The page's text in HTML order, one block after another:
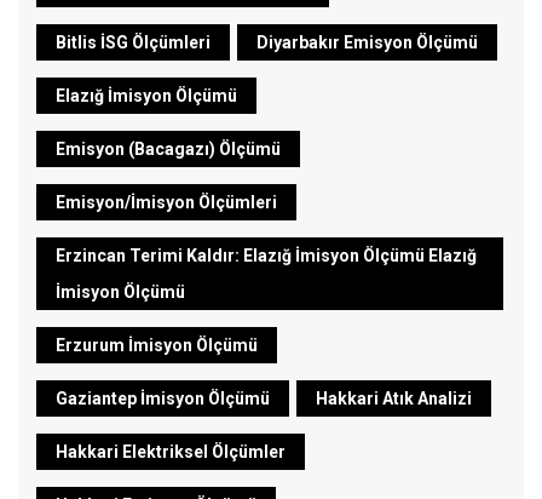
Bitlis İSG Ölçümleri Diyarbakır Emisyon Ölçümü
Elazığ İmisyon Ölçümü
Emisyon (Bacagazı) Ölçümü
Emisyon/İmisyon Ölçümleri
Erzincan Terimi Kaldır: Elazığ İmisyon Ölçümü Elazığ
İmisyon Ölçümü
Erzurum İmisyon Ölçümü
Gaziantep İmisyon Ölçümü Hakkari Atık Analizi
Hakkari Elektriksel Ölçümler